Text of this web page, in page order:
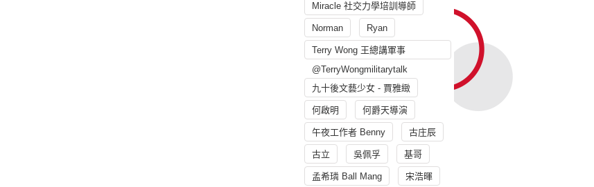
Miracle 社交力學培訓導師
Norman Ryan
Terry Wong 王總講軍事
@TerryWongmilitarytalk
九十後文藝少女 - 賈雅緻
何啟明 何爵天導演
午夜工作者 Benny 古庄辰
古立 吳佩孚 基哥
孟希璘 Ball Mang 宋浩暉